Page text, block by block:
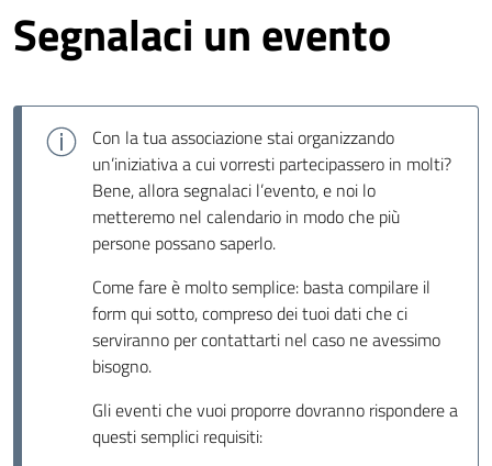
Segnalaci un evento
Con la tua associazione stai organizzando
un’iniziativa a cui vorresti partecipassero in molti?
Bene, allora segnalaci l’evento, e noi lo
metteremo nel calendario in modo che più
persone possano saperlo.
Come fare è molto semplice: basta compilare il
form qui sotto, compreso dei tuoi dati che ci
serviranno per contattarti nel caso ne avessimo
bisogno.
Gli eventi che vuoi proporre dovranno rispondere a
questi semplici requisiti: